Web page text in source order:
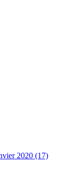
2020 (17)